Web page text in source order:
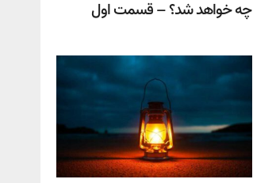
چه خواهد شد؟ – قسمت اول